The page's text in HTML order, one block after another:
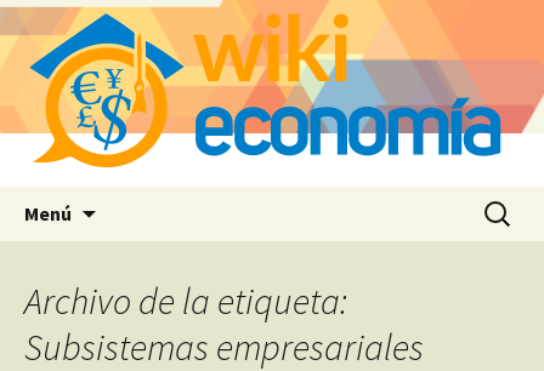
Menú Buscar:
Archivo de la etiqueta:
Subsistemas empresariales